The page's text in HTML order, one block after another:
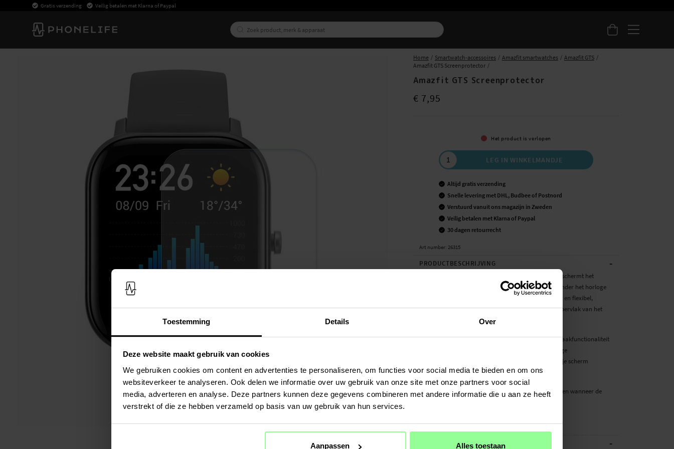
Toestemming Details Over
Deze website maakt gebruik van cookies
We gebruiken cookies om content en advertenties te personaliseren, om functies voor social media te bieden en om ons
websiteverkeer te analyseren. Ook delen we informatie over uw gebruik van onze site met onze partners voor social
media, adverteren en analyse. Deze partners kunnen deze gegevens combineren met andere informatie die u aan ze heeft
verstrekt of die ze hebben verzameld op basis van uw gebruik van hun services.
Aanpassen Alles toestaan
Gratis verzending Veilig betalen met Klarna of Paypal
Home Smartwatch-accessoires Amazfit smartwatches
Amazfit GTS
Amazfit GTS Screenprotector
Amazfit GTS Screenprotector
Prijs € 7,95
€ 7,95
Het product is verlopen
LEG IN WINKELMANDJE
Altijd gratis verzending
Snelle levering met DHL, Budbee of Postnord
Verstuurd vanuit ons magazijn in Zweden
Veilig betalen met Klarna of Paypal
30 dagen retourrecht
Art number: 26315
PRODUCTBESCHRIJVING -
Screenprotector beschermfolie voor Amazfit GTS. Beschermt het
scherm effectief tegen krassen en beschadigingen zonder het horloge
omvangrijk te maken. De schermbeschermer is zacht en flexibel,
waardoor deze perfect aansluit op het afgeronde oppervlak van het
De schermbeschermer heeft geen invloed op de aanraakfunctionaliteit
of gevoeligheid van het scherm. Dankzij de eenvoudige
tweestapsapplicatie kun je de beschermer perfect op je scherm
plaatsen.
Eenvoudig te verwijderen zonder sporen achter te laten wanneer de
SPECIFICATIES -